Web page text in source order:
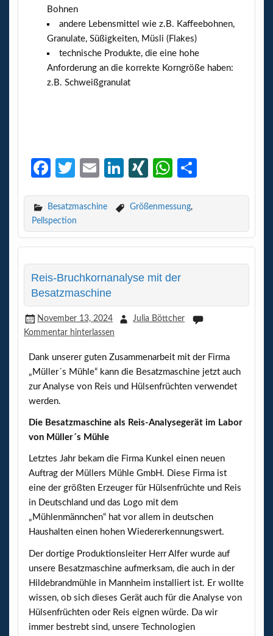
Bohnen
andere Lebensmittel wie z.B. Kaffeebohnen,
Granulate, Süßigkeiten, Müsli (Flakes)
technische Produkte, die eine hohe
Anforderung an die korrekte Korngröße haben:
z.B. Schweißgranulat
Fa
b
o
o
k
T
itt
er
E
ail
Li
ke
n
XI
G
W
at
A
p
p
Besatzmaschine Größenmessung,
Pellspection
Reis-Bruchkornanalyse mit der
Besatzmaschine
November 13, 2024
Julia Böttcher
Kommentar hinterlassen
Dank unserer guten Zusammenarbeit mit der Firma
„Müller´s Mühle“ kann die Besatzmaschine jetzt auch
zur Analyse von Reis und Hülsenfrüchten verwendet
werden.
Die Besatzmaschine als Reis-Analysegerät im Labor
von Müller´s Mühle
Letztes Jahr bekam die Firma Kunkel einen neuen
Auftrag der Müllers Mühle GmbH. Diese Firma ist
eine der größten Erzeuger für Hülsenfrüchte und Reis
in Deutschland und das Logo mit dem
„Mühlenmännchen“ hat vor allem in deutschen
Haushalten einen hohen Wiedererkennungswert.
Der dortige Produktionsleiter Herr Alfer wurde auf
unsere Besatzmaschine aufmerksam, die auch in der
Hildebrandmühle in Mannheim installiert ist. Er wollte
wissen, ob sich dieses Gerät auch für die Analyse von
Hülsenfrüchten oder Reis eignen würde. Da wir
immer bestrebt sind, unsere Technologien